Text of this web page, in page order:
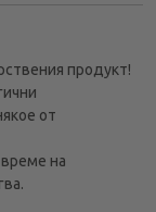
продукт!
от
на